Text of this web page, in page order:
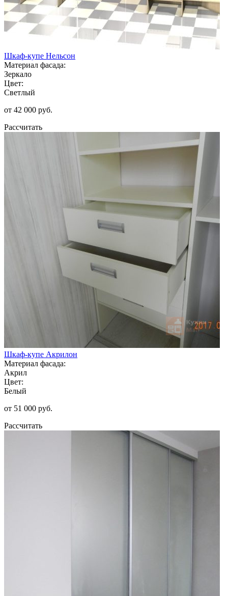
Шкаф-купе Нельсон
Материал фасада:
Зеркало
Цвет:
Светлый
от 42 000 руб.
Рассчитать
Шкаф-купе Акрилон
Материал фасада:
Акрил
Цвет:
Белый
от 51 000 руб.
Рассчитать